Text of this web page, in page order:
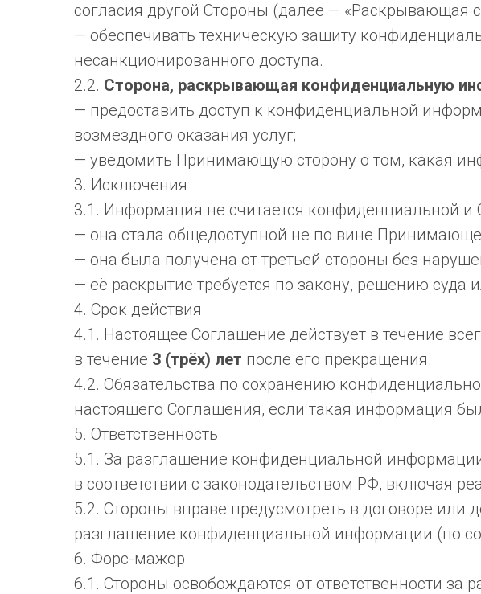
согласия другой Стороны (далее — «Раскрывающая
— обеспечивать техническую защиту
несанкционированного доступа.
2.2. Сторона, раскрывающая конфиденциальную
— предоставить доступ к конфиденциальной
возмездного оказания услуг;
— уведомить Принимающую сторону о том, какая
3. Исключения
3.1. Информация не считается конфиденциальной и
— она стала общедоступной не по вине
— она была получена от третьей стороны без
— её раскрытие требуется по закону, решению суда
4. Срок действия
4.1. Настоящее Соглашение действует в течение
в течение 3 (трёх) лет после его прекращения.
4.2. Обязательства по сохранению
настоящего Соглашения, если такая информация
5. Ответственность
5.1. За разглашение конфиденциальной
в соответствии с законодательством РФ, включая
5.2. Стороны вправе предусмотреть в договоре
разглашение конфиденциальной информации (по
6. Форс-мажор
6.1. Стороны освобождаются от ответственности